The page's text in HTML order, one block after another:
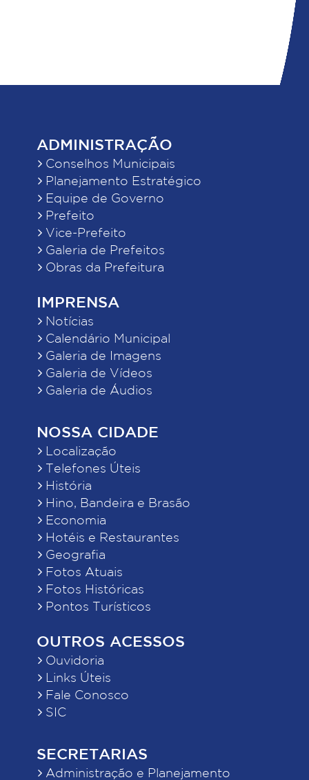
ADMINISTRAÇÃO
Conselhos Municipais
Planejamento Estratégico
Equipe de Governo
Prefeito
Vice-Prefeito
Galeria de Prefeitos
Obras da Prefeitura
IMPRENSA
Notícias
Calendário Municipal
Galeria de Imagens
Galeria de Vídeos
Galeria de Áudios
NOSSA CIDADE
Localização
Telefones Úteis
História
Hino, Bandeira e Brasão
Economia
Hotéis e Restaurantes
Geografia
Fotos Atuais
Fotos Históricas
Pontos Turísticos
OUTROS ACESSOS
Ouvidoria
Links Úteis
Fale Conosco
SIC
SECRETARIAS
Administração e Planejamento